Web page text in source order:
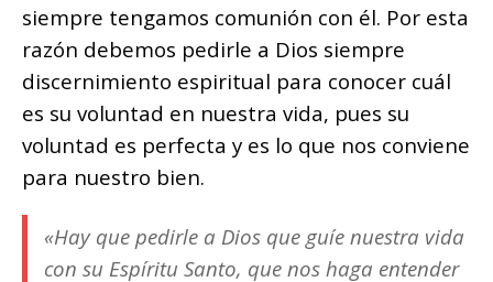
siempre tengamos comunión con él. Por esta
razón debemos pedirle a Dios siempre
discernimiento espiritual para conocer cuál
es su voluntad en nuestra vida, pues su
voluntad es perfecta y es lo que nos conviene
para nuestro bien.
«Hay que pedirle a Dios que guíe nuestra vida
con su Espíritu Santo, que nos haga entender